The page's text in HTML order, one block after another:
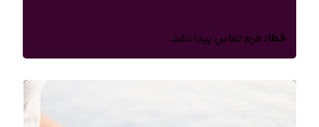
خطا: فرم تماس پیدا نشد.